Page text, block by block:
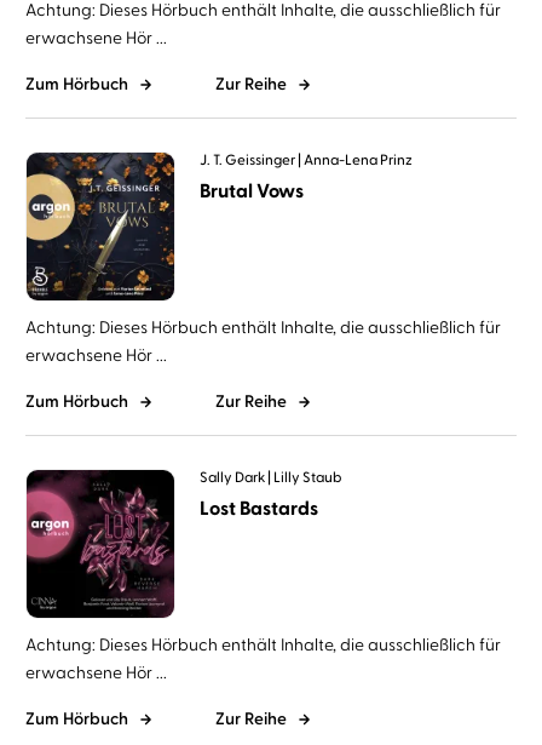
Achtung: Dieses Hörbuch enthält Inhalte, die ausschließlich für
erwachsene Hör ...
Zum Hörbuch Zur Reihe
J. T. Geissinger Anna-Lena Prinz
Brutal Vows
Achtung: Dieses Hörbuch enthält Inhalte, die ausschließlich für
erwachsene Hör ...
Zum Hörbuch Zur Reihe
Sally Dark Lilly Staub
Lost Bastards
Achtung: Dieses Hörbuch enthält Inhalte, die ausschließlich für
erwachsene Hör ...
Zum Hörbuch Zur Reihe